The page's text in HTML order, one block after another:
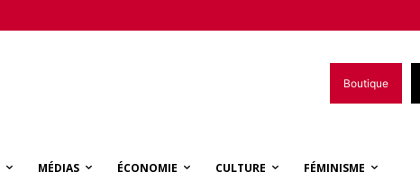
Boutique
MÉDIAS ÉCONOMIE CULTURE FÉMINISME